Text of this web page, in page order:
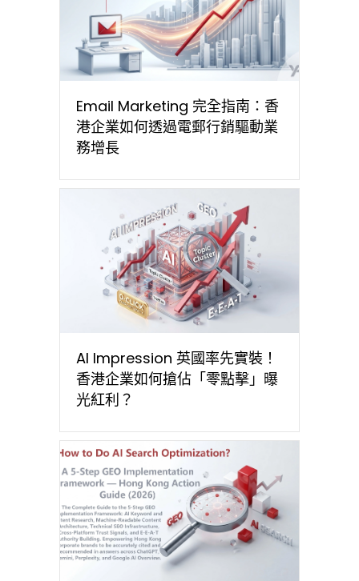
Email Marketing 完全指南：香
港企業如何透過電郵行銷驅動業
務增長
AI Impression 英國率先實裝！
香港企業如何搶佔「零點擊」曝
光紅利？